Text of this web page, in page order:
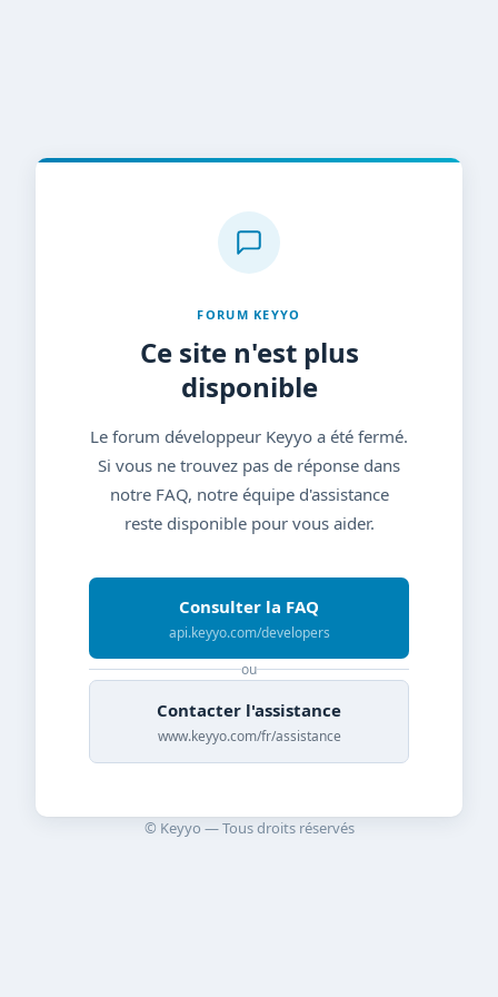
FORUM KEYYO
Ce site n'est plus
disponible
Le forum développeur Keyyo a été fermé.
Si vous ne trouvez pas de réponse dans
notre FAQ, notre équipe d'assistance
reste disponible pour vous aider.
Consulter la FAQ
api.keyyo.com/developers
ou
Contacter l'assistance
www.keyyo.com/fr/assistance
© Keyyo — Tous droits réservés